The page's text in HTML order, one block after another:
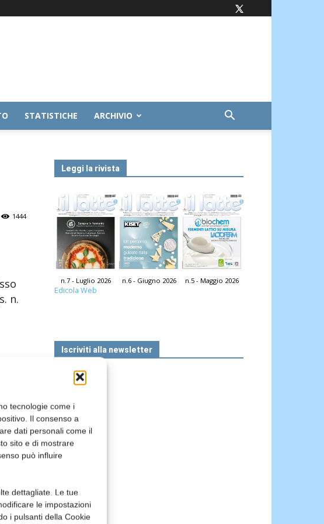
tecnologie come i
Il consenso a
dati personali come il
sito e di mostrare
può influire
dettagliate. Le tue
le impostazioni
i pulsanti della Cookie
STATISTICHE ARCHIVIO
1444
n.
in
Leggi la rivista
n.7 - Luglio 2026 n.6 - Giugno 2026 n.5 - Maggio 2026
Edicola Web
Iscriviti alla newsletter